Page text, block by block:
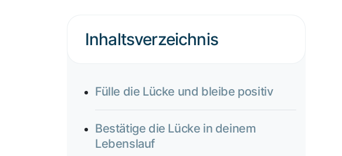
Inhaltsverzeichnis
Fülle die Lücke und bleibe positiv
Bestätige die Lücke in deinem
Lebenslauf